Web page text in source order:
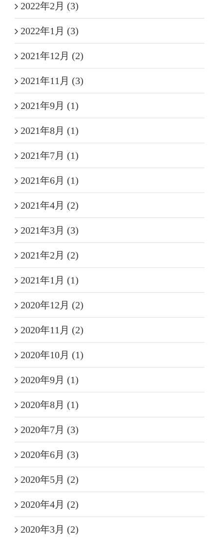
2022年2月 (3)
2022年1月 (3)
2021年12月 (2)
2021年11月 (3)
2021年9月 (1)
2021年8月 (1)
2021年7月 (1)
2021年6月 (1)
2021年4月 (2)
2021年3月 (3)
2021年2月 (2)
2021年1月 (1)
2020年12月 (2)
2020年11月 (2)
2020年10月 (1)
2020年9月 (1)
2020年8月 (1)
2020年7月 (3)
2020年6月 (3)
2020年5月 (2)
2020年4月 (2)
2020年3月 (2)